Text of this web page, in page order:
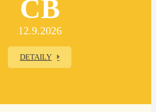
ČB
12.9.2026
DETAILY